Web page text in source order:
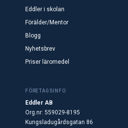
Eddler i skolan
Förälder/Mentor
Blogg
Nyhetsbrev
Priser läromedel
FÖRETAGSINFO
Eddler AB
Org.nr: 559029-8195
Kungsladugårdsgatan 86